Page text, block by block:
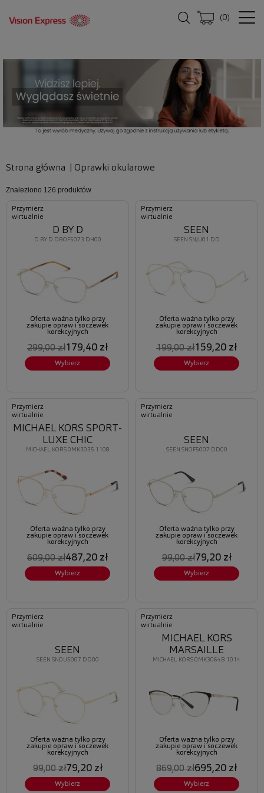
(0)
Strona główna Oprawki okularowe
Znaleziono 126 produktów
Przymierz
wirtualnie
D BY D DBOF5073 DH00
D BY D
Oferta ważna tylko przy
zakupie opraw i soczewek
korekcyjnych
299,00 zł179,40 zł
Wybierz
Przymierz
wirtualnie
SEEN SNJU01 DD
SEEN
Oferta ważna tylko przy
zakupie opraw i soczewek
korekcyjnych
199,00 zł159,20 zł
Wybierz
Przymierz
wirtualnie
MICHAEL KORS 0MK3035 1108
MICHAEL KORS SPORT-
LUXE CHIC
Oferta ważna tylko przy
zakupie opraw i soczewek
korekcyjnych
609,00 zł487,20 zł
Wybierz
Przymierz
wirtualnie
SEEN SNOF5007 DD00
SEEN
Oferta ważna tylko przy
zakupie opraw i soczewek
korekcyjnych
99,00 zł79,20 zł
Wybierz
Przymierz
wirtualnie
SEEN SNOU5007 DD00
SEEN
Oferta ważna tylko przy
zakupie opraw i soczewek
korekcyjnych
99,00 zł79,20 zł
Wybierz
Przymierz
wirtualnie
MICHAEL KORS 0MK3064B 1014
MICHAEL KORS
MARSAILLE
Oferta ważna tylko przy
zakupie opraw i soczewek
korekcyjnych
869,00 zł695,20 zł
Wybierz